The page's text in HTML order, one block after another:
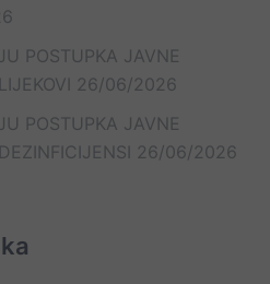
POSTUPKA JAVNE
26/06/2026
POSTUPKA JAVNE
26/06/2026